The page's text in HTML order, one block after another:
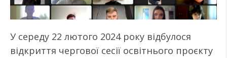
У середу 22 лютого 2024 року відбулося
відкриття чергової сесії освітнього проєкту